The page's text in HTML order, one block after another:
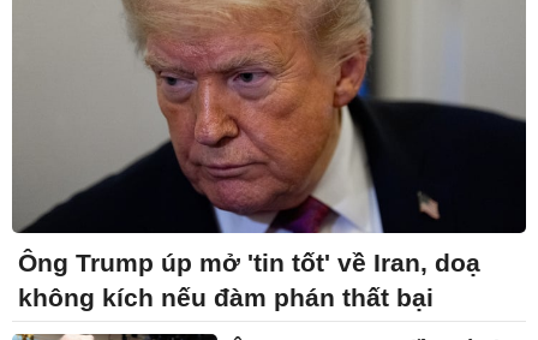
Ông Trump úp mở 'tin tốt' về Iran, doạ
không kích nếu đàm phán thất bại